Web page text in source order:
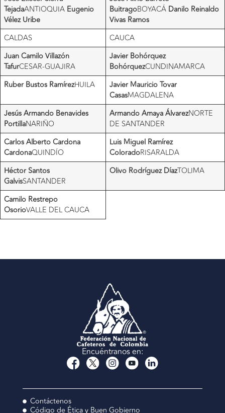
TejadaANTIOQUIA Eugenio
Vélez Uribe
BuitragoBOYACÁ Danilo Reinaldo
Vivas Ramos
CALDAS
CAUCA
Juan Camilo Villazón
TafurCESAR-GUAJIRA
Javier Bohórquez
BohórquezCUNDINAMARCA
Ruber Bustos RamírezHUILA
Javier Mauricio Tovar
CasasMAGDALENA
Jesús Armando Benavides
PortillaNARIÑO
Armando Amaya ÁlvarezNORTE
DE SANTANDER
Carlos Alberto Cardona
CardonaQUINDÍO
Luis Miguel Ramírez
ColoradoRISARALDA
Héctor Santos
GalvisSANTANDER
Olivo Rodríguez DíazTOLIMA
Camilo Restrepo
OsorioVALLE DEL CAUCA
Encuéntranos en:
Contáctenos
Código de Ética y Buen Gobierno